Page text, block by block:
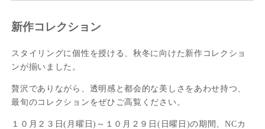
新作コレクション
スタイリングに個性を授ける、秋冬に向けた新作コレクショ
ンが揃いました。
贅沢でありながら、透明感と都会的な美しさをあわせ持つ、
最旬のコレクションをぜひご高覧ください。
１０月２３日(月曜日)～１０月２９日(日曜日)の期間、NCカ